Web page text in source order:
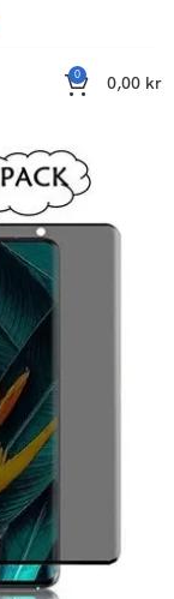
0 0,00 kr